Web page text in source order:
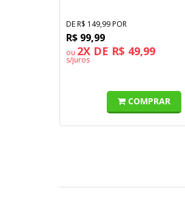
DE R$ 149,99 POR
R$ 99,99
ou 2X DE R$ 49,99
s/juros
COMPRAR